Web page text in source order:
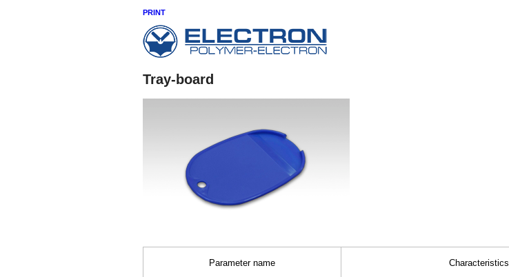
PRINT
Tray-board
Parameter name Characteristics